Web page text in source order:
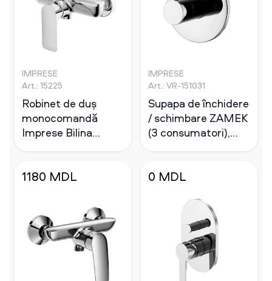
IMPRESE
Art.: 15225
Robinet de duș
monocomandă
Imprese Bilina
IMPRESE
Art.: VR-151031
Supapa de închidere
/ schimbare ZAMEK
(3 consumatori),
1180 MDL 0 MDL